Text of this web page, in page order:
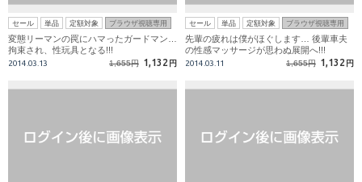
セール 単品 定額対象 ブラウザ視聴専用
変態リーマンの罠にハマったガードマン…
拘束され、性玩具となる!!!
2014.03.13 1,655円 1,132 円
セール 単品 定額対象 ブラウザ視聴専用
先輩の疲れは僕がほぐします… 後輩車夫
の性感マッサージが思わぬ展開へ!!!
2014.03.11 1,655円 1,132 円